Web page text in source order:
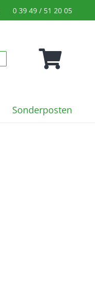
0 39 49 / 51 20 05
Sonderposten